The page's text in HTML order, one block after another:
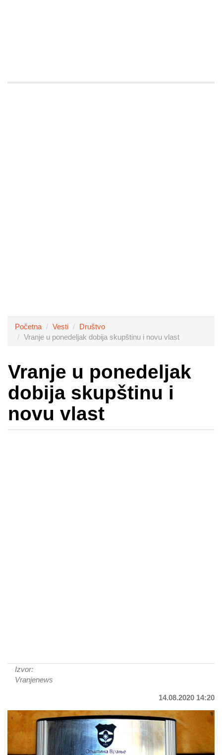
Početna Vesti
Društvo
Vranje u ponedeljak dobija skupštinu i novu vlast
Vranje u ponedeljak
dobija skupštinu i
novu vlast
Izvor:
Vranjenews
14.08.2020 14:20